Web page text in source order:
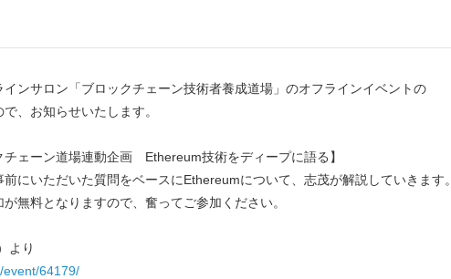
ンサロン「ブロックチェーン技術者養成道場」のオフラインイベントの
、お知らせいたします。
チェーン道場連動企画 Ethereum技術をディープに語る】
にいただいた質問をベースにEthereumについて、志茂が解説していきます。
無料となりますので、奮ってご参加ください。
より
event/64179/